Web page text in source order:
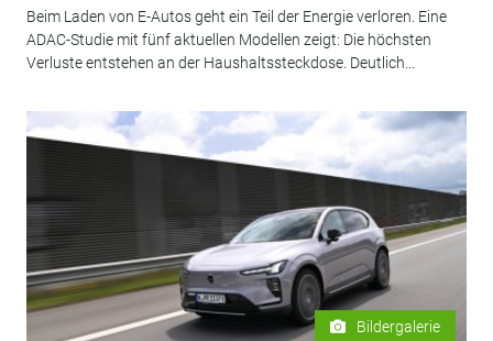
Beim Laden von E-Autos geht ein Teil der Energie verloren. Eine
ADAC-Studie mit fünf aktuellen Modellen zeigt: Die höchsten
Verluste entstehen an der Haushaltssteckdose. Deutlich...
Bildergalerie